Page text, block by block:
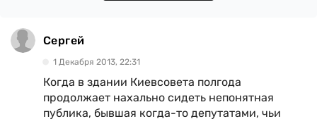
Сергей
1 Декабря 2013, 22:31
Когда в здании Киевсовета полгода
продолжает нахально сидеть непонятная
публика, бывшая когда-то депутатами, чьи